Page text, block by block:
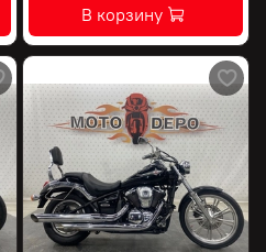
В корзину